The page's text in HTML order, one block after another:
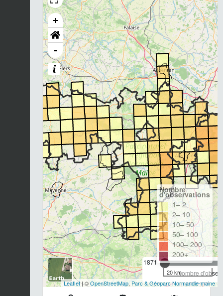
+
-
1871
Nombre
Nombre
d'observations
1– 2
2– 10
10– 50
50– 100
100– 200
200+
20 km
Leaflet| ©OpenStreetMap, Parc & Géoparc Normandie-maine